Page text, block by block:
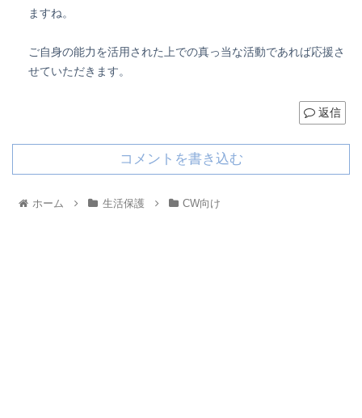
ますね。
ご自身の能力を活用された上での真っ当な活動であれば応援さ
せていただきます。
返信
コメントを書き込む
ホーム 生活保護 CW向け